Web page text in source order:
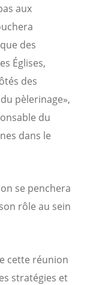
aux
des
Églises,
des
pèlerinage»,
du
dans le
se penchera
rôle au sein
cette réunion
stratégies et